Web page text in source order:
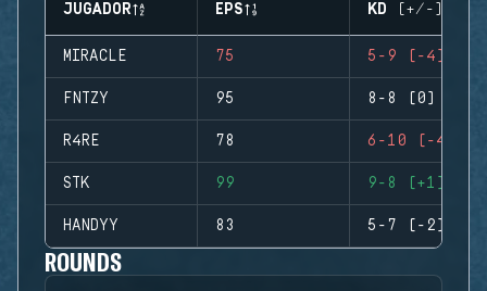
JUGADOR EPS KD (+/-)
MIRACLE 75 5-9 (-4)
FNTZY 95 8-8 (0)
R4RE 78 6-10 (-4)
STK 99 9-8 (+1)
HANDYY 83 5-7 (-2)
ROUNDS